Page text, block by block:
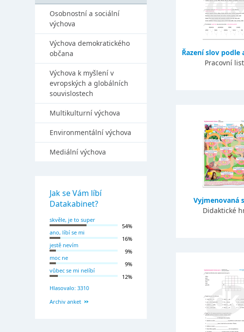
Řazení slov podle
Pracovní
Vyjmenovaná
Didaktické
Osobnostní a sociální
výchova
Výchova demokratického
občana
Výchova k myšlení v
evropských a globálních
souvislostech
Multikulturní výchova
Environmentální výchova
Mediální výchova
Jak se Vám líbí
Datakabinet?
skvěle, je to super
54%
ano, líbí se mi
16%
jestě nevím
9%
moc ne
9%
vůbec se mi nelíbí
12%
Hlasovalo: 3310
Archiv anket